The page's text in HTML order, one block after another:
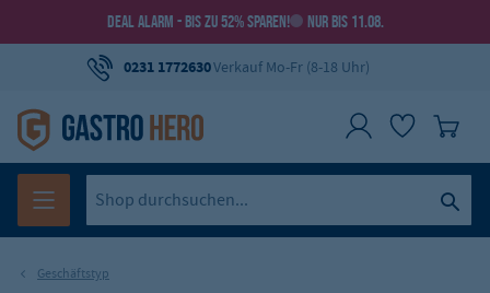
DEAL ALARM - BIS ZU 52% SPAREN! NUR BIS 11.08.
0231 1772630Verkauf Mo-Fr (8-18 Uhr)
Geschäftstyp